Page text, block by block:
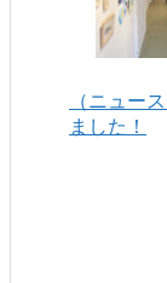
（ニュー
ました！